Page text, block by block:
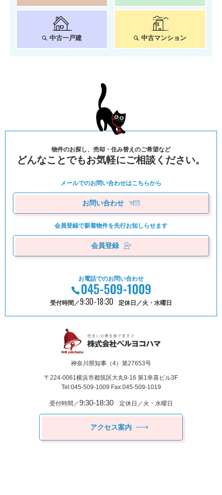
中古一戸建 中古マンション
物件のお探し、売却・住み替えのご希望など
どんなことでもお気軽にご相談ください。
メールでのお問い合わせはこちらから
お問い合わせ
会員登録で新着物件を先⾏お知しらせます
会員登録
お電話でのお問い合わせ
受付時間／9:30-18:30 定休日／火・水曜日
神奈川県知事（4）第27653号
〒224-0061横浜市都筑区⼤丸9-16 第1幸喜ビル3F
Tel:045-509-1009 Fax:045-509-1019
受付時間／9:30-18:30定休日／火・水曜日
アクセス案内